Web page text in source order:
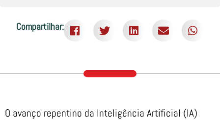
Compartilhar:
O avanço repentino da Inteligência Artificial (IA)